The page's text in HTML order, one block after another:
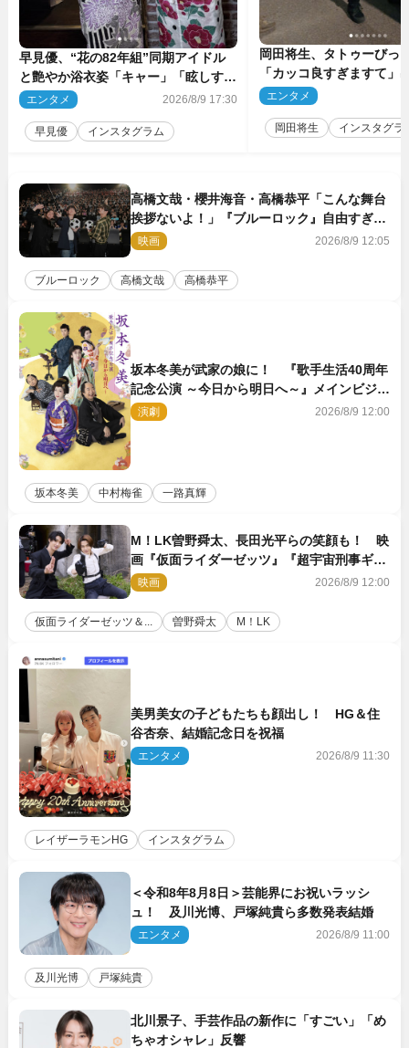
早見優、“花の82年組”同期アイドル
と艶やか浴衣姿「キャー」「眩しすぎ
ます」
エンタメ 2026/8/9 17:30
早見優 インスタグラム
岡田将生、タトゥーび
「カッコ良すぎますて」
マのオフショ多数公開
エンタメ
岡田将生 インスタグラ
高橋文哉・櫻井海音・高橋恭平「こんな舞台
挨拶ないよ！」『ブルーロック』自由すぎる
イベントレポート
映画 2026/8/9 12:05
ブルーロック 高橋文哉 高橋恭平
坂本冬美が武家の娘に！ 『歌手生活40周年
記念公演 ～今日から明日へ～』メインビジュ
アル公開
演劇 2026/8/9 12:00
坂本冬美 中村梅雀 一路真輝
M！LK曽野舜太、長田光平らの笑顔も！ 映
画『仮面ライダーゼッツ』『超宇宙刑事ギャ
バン インフィニティ』オフショット到着
映画 2026/8/9 12:00
仮面ライダーゼッツ＆... 曽野舜太 M！LK
美男美女の子どもたちも顔出し！ HG＆住
谷杏奈、結婚記念日を祝福
エンタメ 2026/8/9 11:30
レイザーラモンHG インスタグラム
＜令和8年8月8日＞芸能界にお祝いラッシ
ュ！ 及川光博、戸塚純貴ら多数発表結婚
エンタメ 2026/8/9 11:00
及川光博 戸塚純貴
北川景子、手芸作品の新作に「すごい」「め
ちゃオシャレ」反響